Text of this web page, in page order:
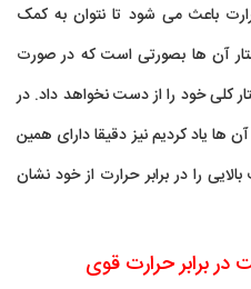
باعث می شود تا نتوان به کمک
آن ها بصورتی است که در صورت
کلی خود را از دست نخواهد داد. در
ها یاد کردیم نیز دقیقا دارای همین
را در برابر حرارت از خود نشان
برابر حرارت قوی